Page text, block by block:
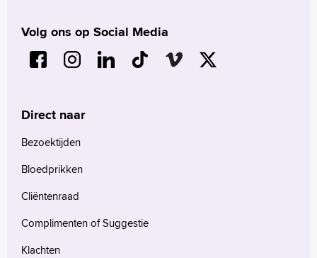
Volg ons op Social Media
Direct naar
Bezoektijden
Bloedprikken
Cliëntenraad
Complimenten of Suggestie
Klachten